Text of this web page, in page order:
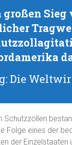
Sieg
Die
Schutzzöllen
Folge eines der
der